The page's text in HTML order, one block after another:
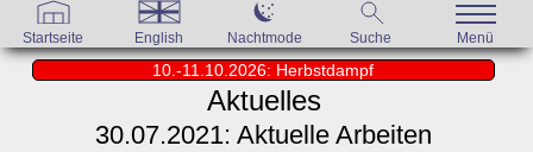
Startseite English Nachtmode Suche Menü
10.-11.10.2026: Herbstdampf
Aktuelles
30.07.2021: Aktuelle Arbeiten